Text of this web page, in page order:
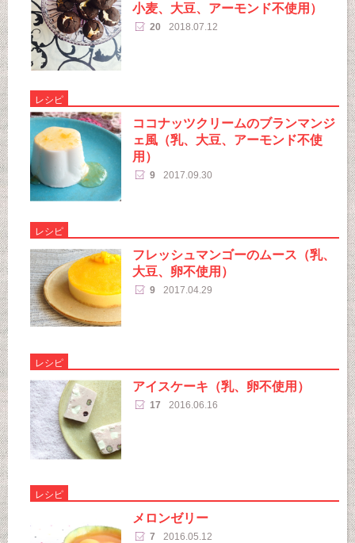
小麦、大豆、アーモンド不使用）
20 2018.07.12
レシピ
ココナッツクリームのブランマンジ
ェ風（乳、大豆、アーモンド不使
用）
9 2017.09.30
レシピ
フレッシュマンゴーのムース（乳、
大豆、卵不使用）
9 2017.04.29
レシピ
アイスケーキ（乳、卵不使用）
17 2016.06.16
レシピ
メロンゼリー
7 2016.05.12